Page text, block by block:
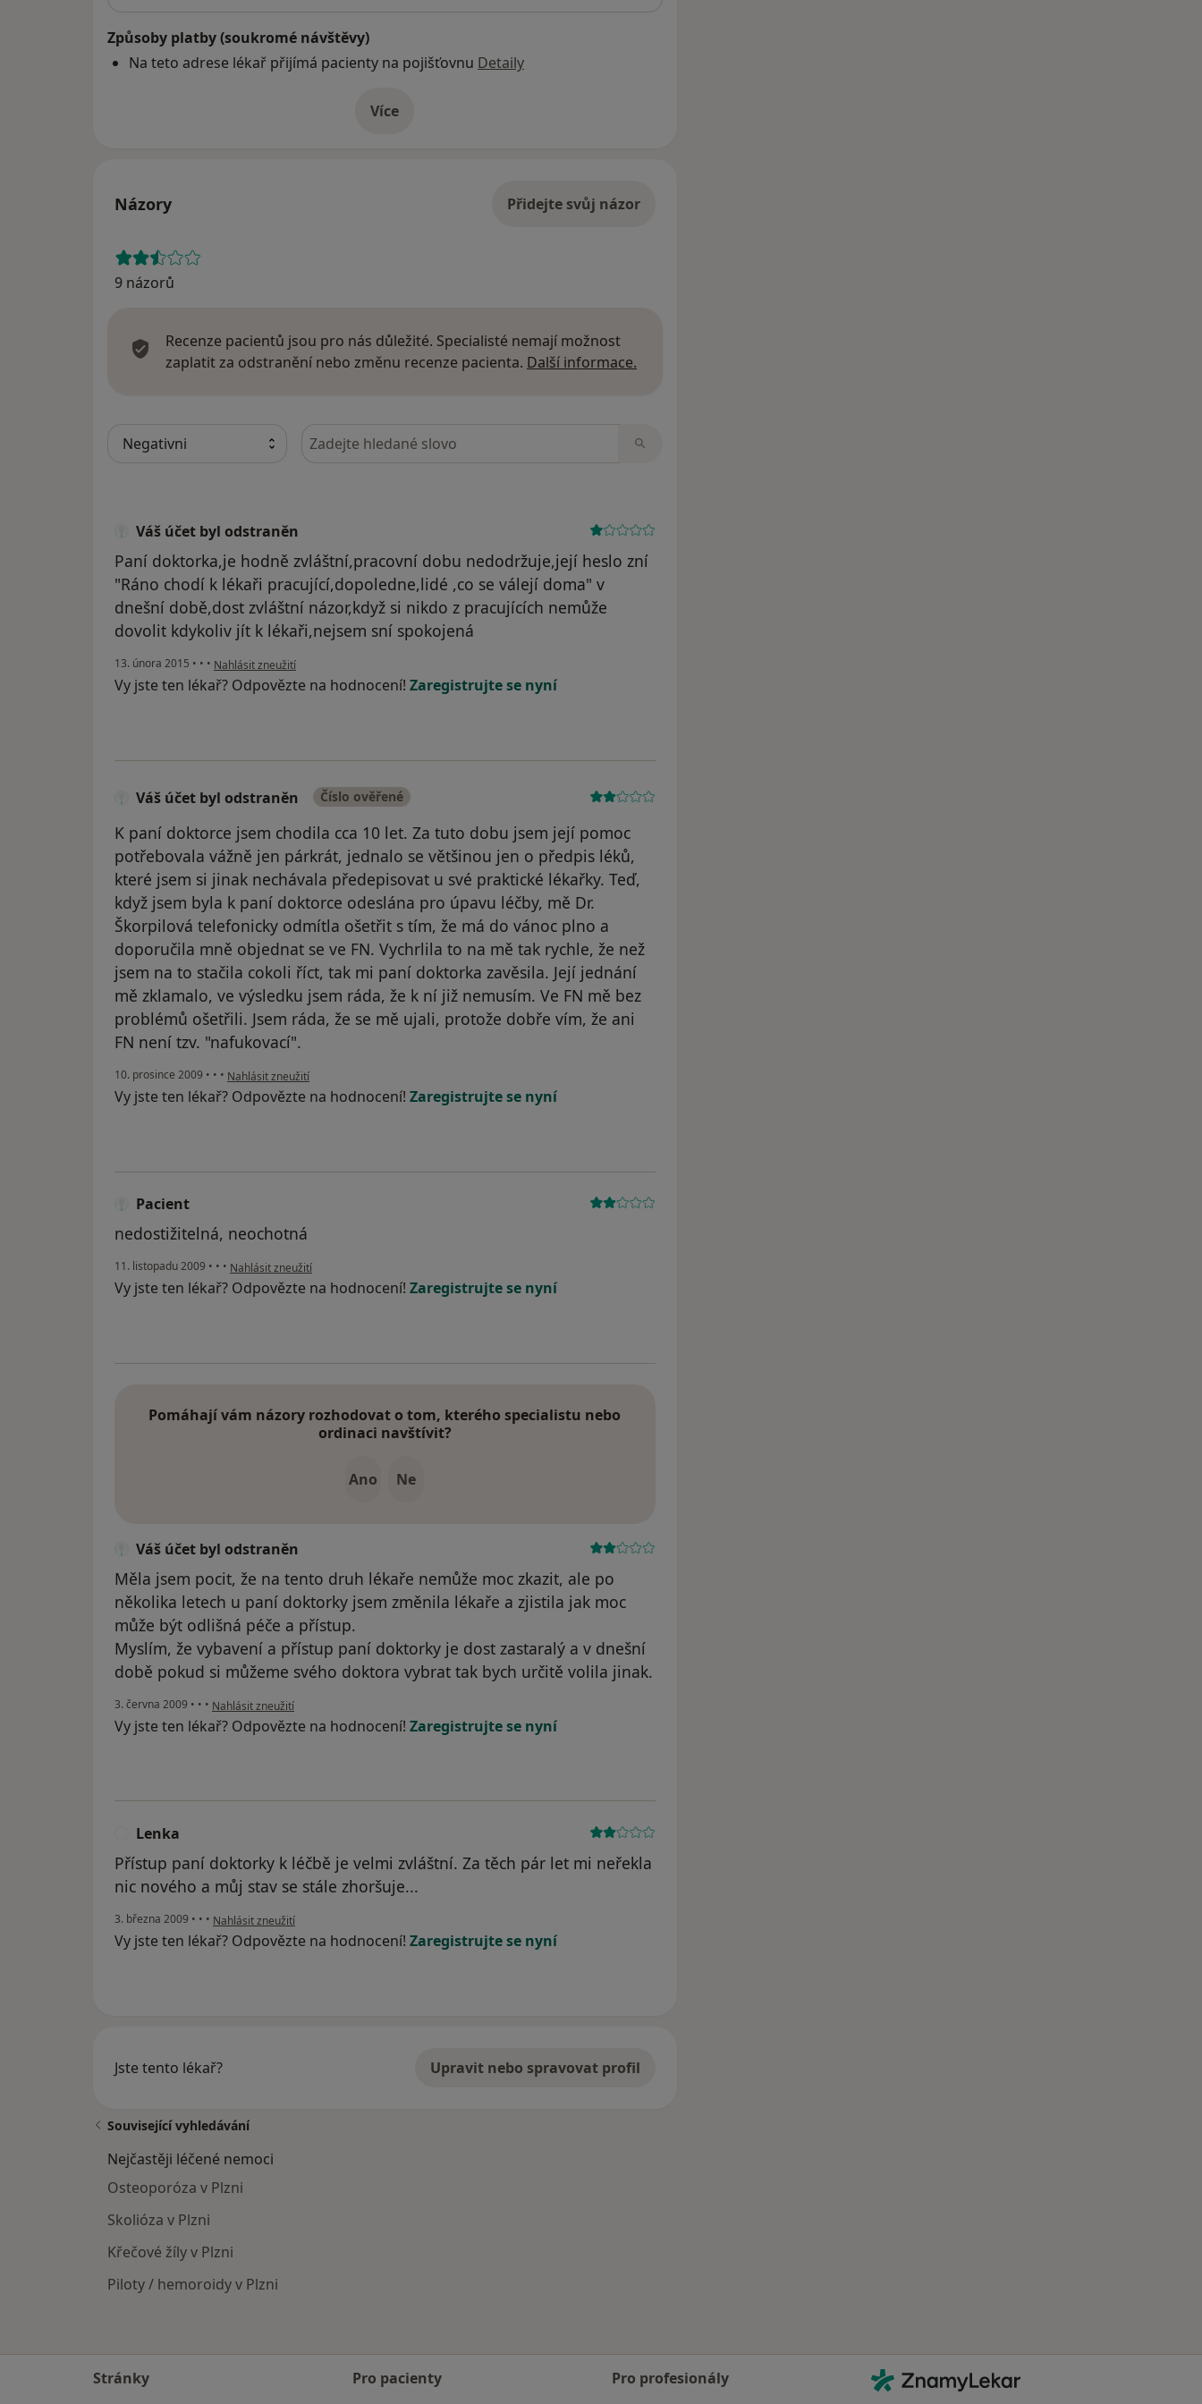
Způsoby platby (soukromé návštěvy)
Na teto adrese lékař přijímá pacienty na pojišťovnu Detaily
Víceo adrese
Názory Přidejte svůj názor
9 názorů
Recenze pacientů jsou pro nás důležité. Specialisté nemají možnost
zaplatit za odstranění nebo změnu recenze pacienta. Další informace.
Hledejte v názorech
Váš účet byl odstraněn
Paní doktorka,je hodně zvláštní,pracovní dobu nedodržuje,její heslo zní
"Ráno chodí k lékaři pracující,dopoledne,lidé ,co se válejí doma" v
dnešní době,dost zvláštní názor,když si nikdo z pracujících nemůže
dovolit kdykoliv jít k lékaři,nejsem sní spokojená
13. února 2015 • • • podle názoru uživatele Váš účet byl odstraněn
Nahlásit zneužití
Vy jste ten lékař? Odpovězte na hodnocení! Zaregistrujte se nyní
Váš účet byl odstraněn Číslo ověřené
K paní doktorce jsem chodila cca 10 let. Za tuto dobu jsem její pomoc
potřebovala vážně jen párkrát, jednalo se většinou jen o předpis léků,
které jsem si jinak nechávala předepisovat u své praktické lékařky. Teď,
když jsem byla k paní doktorce odeslána pro úpavu léčby, mě Dr.
Škorpilová telefonicky odmítla ošetřit s tím, že má do vánoc plno a
doporučila mně objednat se ve FN. Vychrlila to na mě tak rychle, že než
jsem na to stačila cokoli říct, tak mi paní doktorka zavěsila. Její jednání
mě zklamalo, ve výsledku jsem ráda, že k ní již nemusím. Ve FN mě bez
problémů ošetřili. Jsem ráda, že se mě ujali, protože dobře vím, že ani
FN není tzv. "nafukovací".
10. prosince 2009 • • • podle názoru uživatele Váš účet byl odstraněn
Nahlásit zneužití
Vy jste ten lékař? Odpovězte na hodnocení! Zaregistrujte se nyní
Pacient
nedostižitelná, neochotná
11. listopadu 2009 • • • podle názoru uživatele Pacient
Nahlásit zneužití
Vy jste ten lékař? Odpovězte na hodnocení! Zaregistrujte se nyní
Pomáhají vám názory rozhodovat o tom, kterého specialistu nebo
ordinaci navštívit?
Ano Ne
Váš účet byl odstraněn
Měla jsem pocit, že na tento druh lékaře nemůže moc zkazit, ale po
několika letech u paní doktorky jsem změnila lékaře a zjistila jak moc
může být odlišná péče a přístup.
Myslím, že vybavení a přístup paní doktorky je dost zastaralý a v dnešní
době pokud si můžeme svého doktora vybrat tak bych určitě volila jinak.
3. června 2009 • • • podle názoru uživatele Váš účet byl odstraněn
Nahlásit zneužití
Vy jste ten lékař? Odpovězte na hodnocení! Zaregistrujte se nyní
Lenka
Přístup paní doktorky k léčbě je velmi zvláštní. Za těch pár let mi neřekla
nic nového a můj stav se stále zhoršuje...
3. března 2009 • • • podle názoru uživatele Lenka
Nahlásit zneužití
Vy jste ten lékař? Odpovězte na hodnocení! Zaregistrujte se nyní
Jste tento lékař? Upravit nebo spravovat profil
Související vyhledávání
Nejčastěji léčené nemoci
Osteoporóza v Plzni
Skolióza v Plzni
Křečové žíly v Plzni
Piloty / hemoroidy v Plzni
Stránky
Pro pacienty
Pro profesionály
Kontakt
ZnamyLekar - Hlavní stránka